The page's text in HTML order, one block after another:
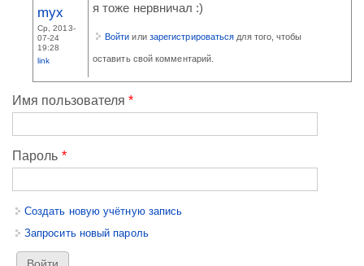
myx
Ср, 2013-
07-24
19:28
link
я тоже нервничал :)
Войти или зарегистрироваться для того, чтобы
оставить свой комментарий.
Имя пользователя*
Пароль *
Создать новую учётную запись
Запросить новый пароль